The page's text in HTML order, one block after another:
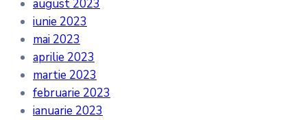
august 2023
iunie 2023
mai 2023
aprilie 2023
martie 2023
februarie 2023
ianuarie 2023